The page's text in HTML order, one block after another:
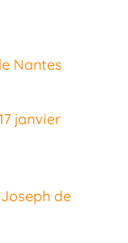
Nantes
janvier
de